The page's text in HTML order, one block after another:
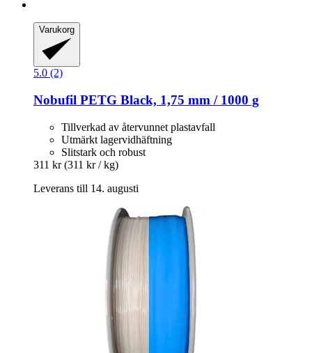
Varukorg
5.0 (2)
Nobufil PETG Black, 1,75 mm / 1000 g
Tillverkad av återvunnet plastavfall
Utmärkt lagervidhäftning
Slitstark och robust
311 kr (311 kr / kg)
Leverans till 14. augusti